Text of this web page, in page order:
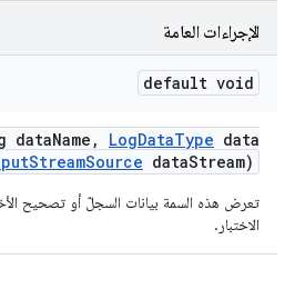
الإجراءات العامة
default void
dataName , LogDataType data
StreamSource dataStream)
تعرض هذه السمة بيانات السجلّ أو تصحيح
الاختبار.